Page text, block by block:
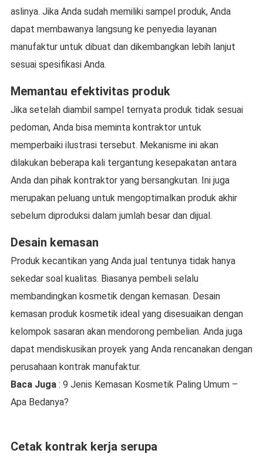
aslinya. Jika Anda sudah memiliki sampel produk, Anda
dapat membawanya langsung ke penyedia layanan
manufaktur untuk dibuat dan dikembangkan lebih lanjut
sesuai spesifikasi Anda.
Memantau efektivitas produk
Jika setelah diambil sampel ternyata produk tidak sesuai
pedoman, Anda bisa meminta kontraktor untuk
memperbaiki ilustrasi tersebut. Mekanisme ini akan
dilakukan beberapa kali tergantung kesepakatan antara
Anda dan pihak kontraktor yang bersangkutan. Ini juga
merupakan peluang untuk mengoptimalkan produk akhir
sebelum diproduksi dalam jumlah besar dan dijual.
Desain kemasan
Produk kecantikan yang Anda jual tentunya tidak hanya
sekedar soal kualitas. Biasanya pembeli selalu
membandingkan kosmetik dengan kemasan. Desain
kemasan produk kosmetik ideal yang disesuaikan dengan
kelompok sasaran akan mendorong pembelian. Anda juga
dapat mendiskusikan proyek yang Anda rencanakan dengan
perusahaan kontrak manufaktur.
Baca Juga: 9 Jenis Kemasan Kosmetik Paling Umum –
Apa Bedanya?
Cetak kontrak kerja serupa